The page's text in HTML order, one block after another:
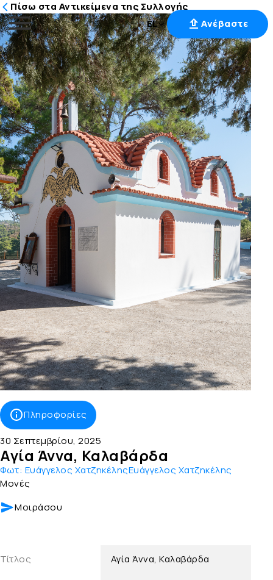
Μετάβαση
στο
περιεχόμενο
EL Ανέβαστε
Πίσω στα Αντικείμενα της Συλλογής
Πληροφορίες
30 Σεπτεμβρίου, 2025
Αγία Άννα, Καλαβάρδα
Φωτ: Ευάγγελος ΧατζηκέληςΕυάγγελος Χατζηκέλης
Μονές
Μοιράσου
Τίτλος Αγία Άννα, Καλαβάρδα